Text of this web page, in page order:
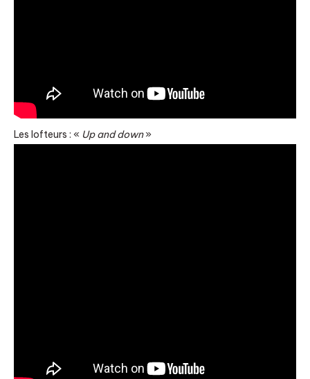
Les lofteurs : « Up and down»